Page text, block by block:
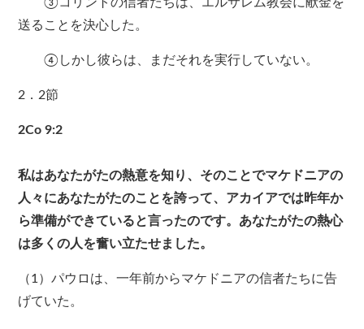
③コリントの信者たちは、エルサレム教会に献金を
送ることを決心した。
④しかし彼らは、まだそれを実行していない。
2．2節
2Co 9:2
私はあなたがたの熱意を知り、そのことでマケドニアの
人々にあなたがたのことを誇って、アカイアでは昨年か
ら準備ができていると言ったのです。あなたがたの熱心
は多くの人を奮い立たせました。
（1）パウロは、一年前からマケドニアの信者たちに告
げていた。